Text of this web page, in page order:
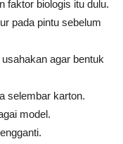
faktor biologis itu dulu.
pada pintu sebelum
agar bentuk
selembar karton.
model.